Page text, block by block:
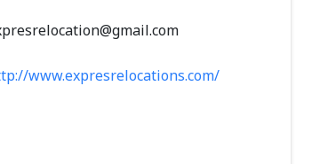
www.expresrelocations.com/